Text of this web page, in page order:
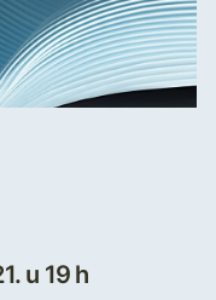
u 19 h